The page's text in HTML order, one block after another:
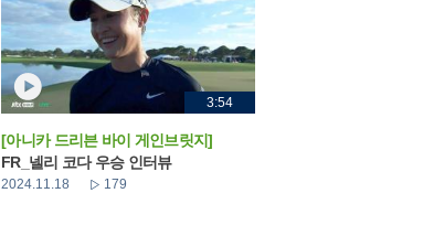
3:54
[아니카 드리븐 바이 게인브릿지]
FR_넬리 코다 우승 인터뷰
2024.11.18 179